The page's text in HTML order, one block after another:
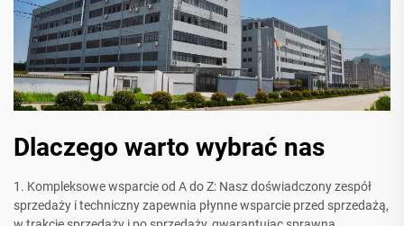
Dlaczego warto wybrać nas
1. Kompleksowe wsparcie od A do Z: Nasz doświadczony zespół
sprzedaży i techniczny zapewnia płynne wsparcie przed sprzedażą,